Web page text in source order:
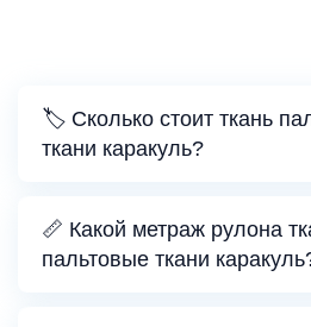
🏷️ Сколько стоит ткань
ткани каракуль?
📏 Какой метраж рулона
пальтовые ткани